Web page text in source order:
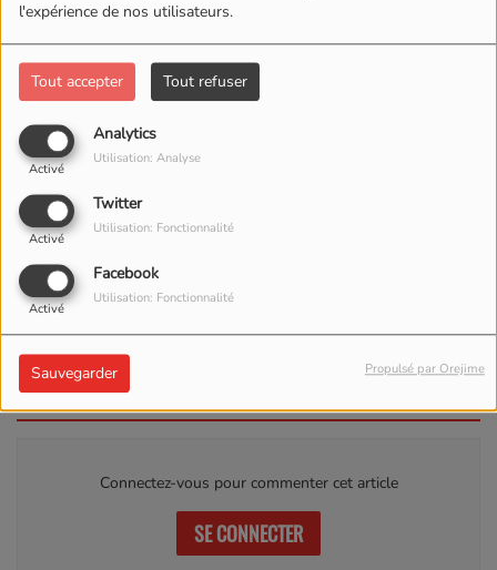
l'expérience de nos utilisateurs.
Tout accepter Tout refuser
Analytics
Activé
Utilisation: Analyse
Twitter
Activé
Utilisation: Fonctionnalité
Facebook
Activé
Utilisation: Fonctionnalité
Sauvegarder Propulsé par Orejime
ÉCOUTER LE PODCAST
Commentaires(0)
Connectez-vous pour commenter cet article
SE CONNECTER